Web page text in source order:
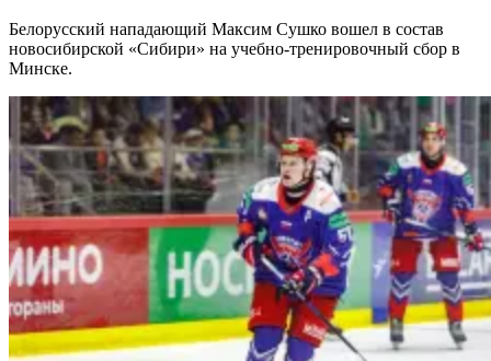
Белорусский нападающий Максим Сушко вошел в состав
новосибирской «Сибири» на учебно-тренировочный сбор в
Минске.